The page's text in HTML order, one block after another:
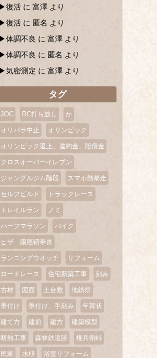
復活 に 富澤 より
復活 に 匿名 より
体調不良 に 富澤 より
体調不良 に 匿名 より
気密測定 に 富澤 より
タグ
JOC RC打ち放し か
オリパラ中止 オリンピック
オリンピック返上、違約金、賠償金
クロスオーバーイレブン
ジャングルジム階段 スマホ熱暴走
セルフビルド トラックレース
トレイルラン ノミ
ハーフマラソン バイク
ヒザ 腸脛靭帯炎
ランニングウオッチ リフォーム
ロードレース 住宅新築工事 刻み
古材 図面 土台敷 地鎮祭
墨付け 墨付け、手刻み 年賀状
建て方 建前 建方 建築模型
断熱工事 森林鉄道跡 権兵衛峠
民家 水枡 浴室リフォーム